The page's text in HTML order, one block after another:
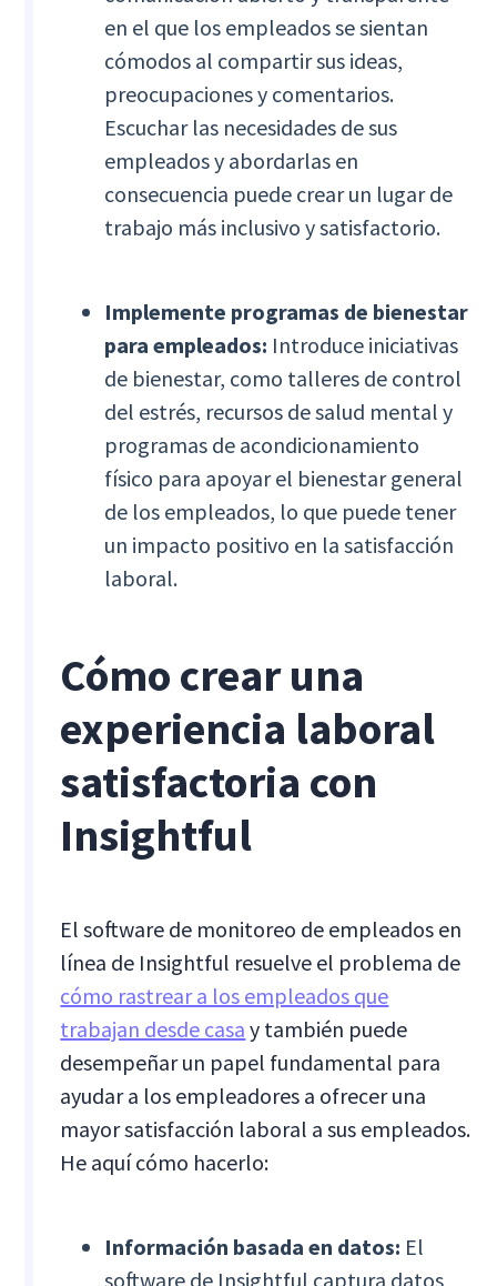
en el que los empleados se sientan
cómodos al compartir sus ideas,
preocupaciones y comentarios.
Escuchar las necesidades de sus
empleados y abordarlas en
consecuencia puede crear un lugar de
trabajo más inclusivo y satisfactorio.
Implemente programas de bienestar
para empleados: Introduce iniciativas
de bienestar, como talleres de control
del estrés, recursos de salud mental y
programas de acondicionamiento
físico para apoyar el bienestar general
de los empleados, lo que puede tener
un impacto positivo en la satisfacción
laboral.
Cómo crear una
experiencia laboral
satisfactoria con
Insightful
El software de monitoreo de empleados en
línea de Insightful resuelve el problema de
cómo rastrear a los empleados que
trabajan desde casa y también puede
desempeñar un papel fundamental para
ayudar a los empleadores a ofrecer una
mayor satisfacción laboral a sus empleados.
He aquí cómo hacerlo:
Información basada en datos: El
software de Insightful captura datos